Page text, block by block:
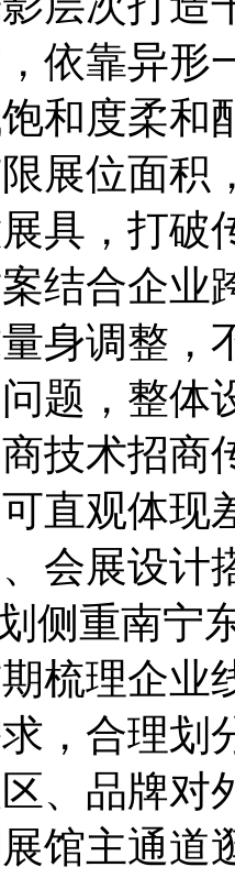
依靠异形
和度柔和
展位面积
具，打破
结合企业
身调整，
题，整体
技术招商
直观体现
会展设计
侧重南宁
梳理企业
，合理划
、品牌对
馆主通道